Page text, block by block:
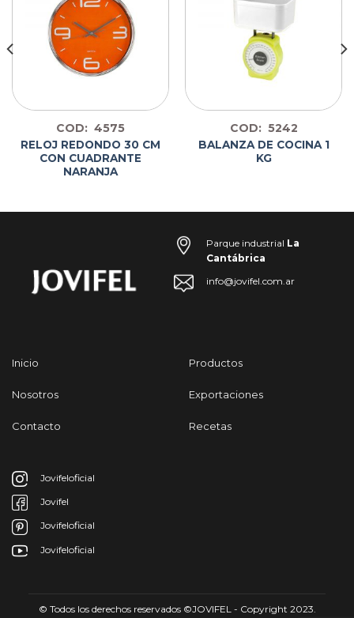
COD: 4575
RELOJ REDONDO 30 CM
CON CUADRANTE
NARANJA
COD: 5242
BALANZA DE COCINA 1
KG
Parque industrial La
Cantábrica
info@jovifel.com.ar
Inicio
Nosotros
Contacto
Productos
Exportaciones
Recetas
Jovifeloficial
Jovifel
Jovifeloficial
Jovifeloficial
© Todos los derechos reservados ©JOVIFEL - Copyright 2023.